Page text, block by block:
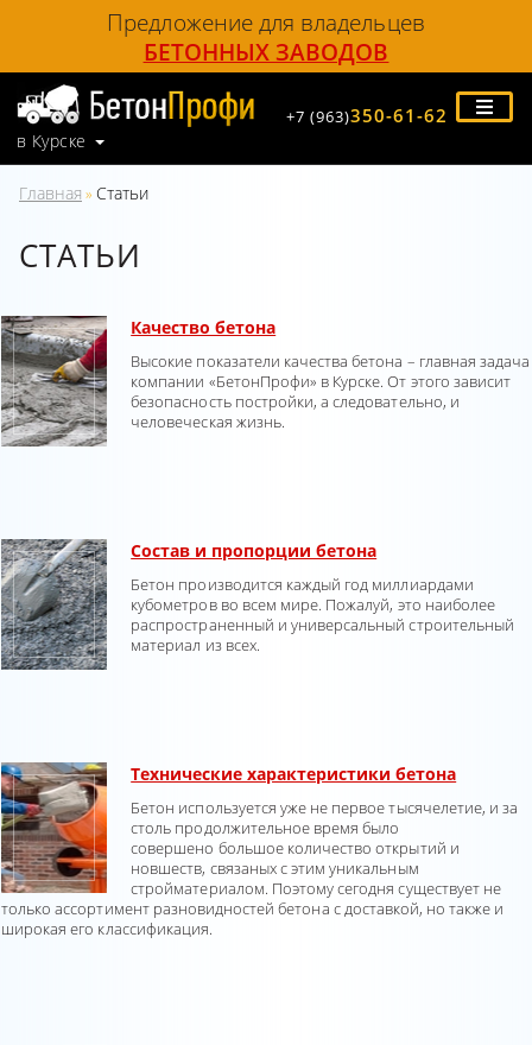
Предложение для владельцев
БЕТОННЫХ ЗАВОДОВ
в Курске
+7 (963)350-61-62
Главная » Статьи
СТАТЬИ
Качество бетона
Высокие показатели качества бетона – главная задача
компании «БетонПрофи» в Курске. От этого зависит
безопасность постройки, а следовательно, и
человеческая жизнь.
Состав и пропорции бетона
Бетон производится каждый год миллиардами
кубометров во всем мире. Пожалуй, это наиболее
распространенный и универсальный строительный
материал из всех.
Технические характеристики бетона
Бетон используется уже не первое тысячелетие, и зa
столь продолжительное время было
совершено большое количество открытий и
новшеств, связаных с этим уникальным
стройматериалом. Поэтому сегодня существует не
только ассортимент разновидностей бетона с доставкой, но также и
широкая его классификация.